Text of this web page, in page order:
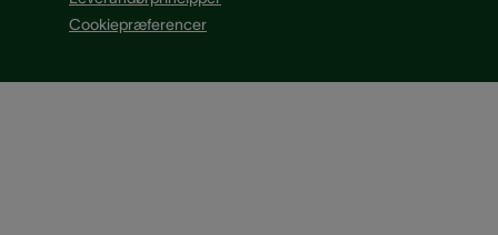
Cookiepræferencer